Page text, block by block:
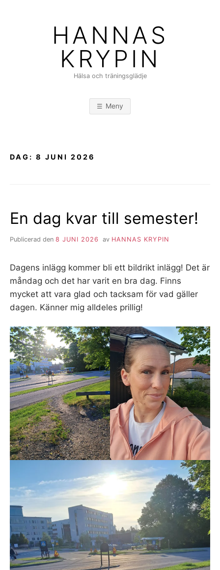
HANNAS
KRYPIN
Hälsa och träningsglädje
Meny
DAG: 8 JUNI 2026
En dag kvar till semester!
Publicerad den 8 JUNI 2026 av HANNAS KRYPIN
Dagens inlägg kommer bli ett bildrikt inlägg! Det är
måndag och det har varit en bra dag. Finns
mycket att vara glad och tacksam för vad gäller
dagen. Känner mig alldeles prillig!